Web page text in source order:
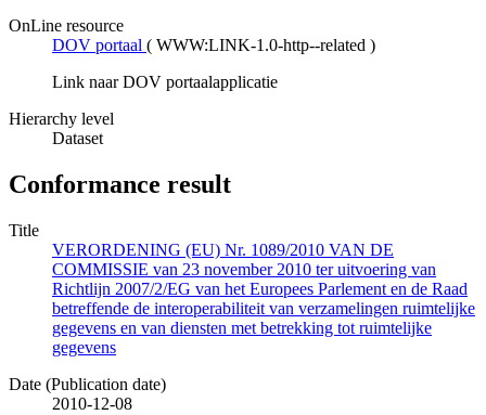
OnLine resource
DOV portaal ( WWW:LINK-1.0-http--related )
Link naar DOV portaalapplicatie
Hierarchy level
Dataset
Conformance result
Title
VERORDENING (EU) Nr. 1089/2010 VAN DE
COMMISSIE van 23 november 2010 ter uitvoering van
Richtlijn 2007/2/EG van het Europees Parlement en de Raad
betreffende de interoperabiliteit van verzamelingen ruimtelijke
gegevens en van diensten met betrekking tot ruimtelijke
gegevens
Date (Publication date)
2010-12-08